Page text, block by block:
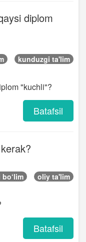
diplom
kunduzgi ta'lim
"kuchli"?
Batafsil
oliy ta'lim
Batafsil